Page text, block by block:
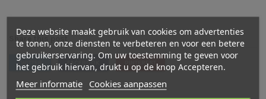
TWITTER FACEBOOK PINTEREST
Deze website maakt gebruik van cookies om advertenties
te tonen, onze diensten te verbeteren en voor een betere
gebruikerservaring. Om uw toestemming te geven voor
het gebruik hiervan, drukt u op de knop Accepteren.
Meer informatie Cookies aanpassen